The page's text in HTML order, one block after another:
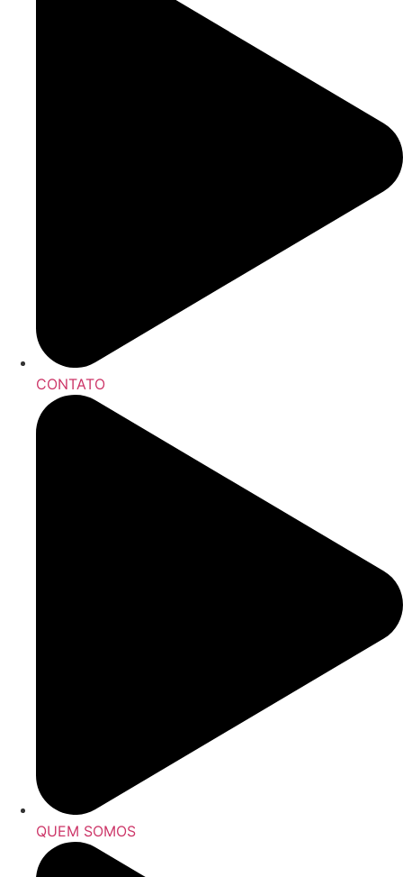
CONTATO
QUEM SOMOS